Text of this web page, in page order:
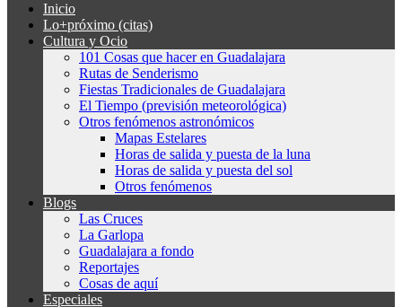
Inicio
Lo+próximo (citas)
Cultura y Ocio
101 Cosas que hacer en Guadalajara
Rutas de Senderismo
Fiestas Tradicionales de Guadalajara
El Tiempo (previsión meteorológica)
Otros fenómenos astronómicos
Mapas Estelares
Horas de salida y puesta de la luna
Horas de salida y puesta del sol
Otros fenómenos
Blogs
Las Cruces
La Garlopa
Guadalajara a fondo
Reportajes
Cosas de aquí
Especiales